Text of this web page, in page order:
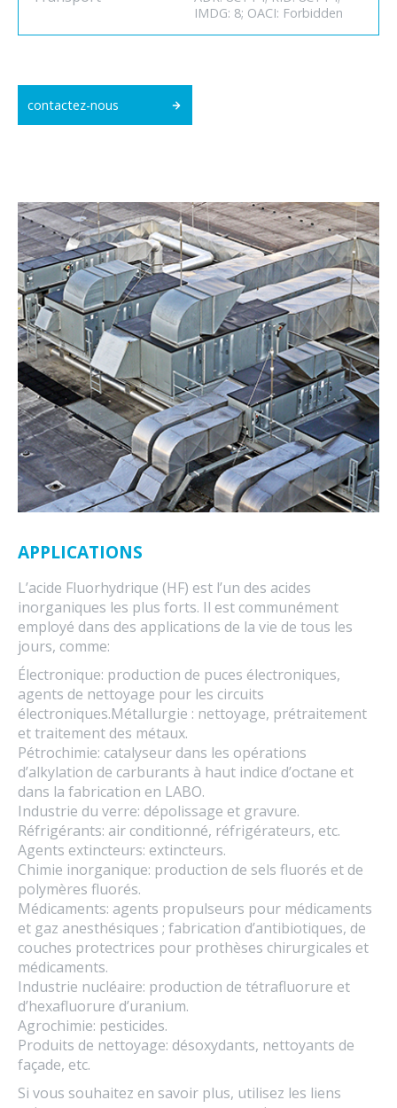
IMDG: 8; OACI: Forbidden
contactez-nous
APPLICATIONS
L’acide Fluorhydrique (HF) est l’un des acides
inorganiques les plus forts. Il est communément
employé dans des applications de la vie de tous les
jours, comme:
Électronique: production de puces électroniques,
agents de nettoyage pour les circuits
électroniques.Métallurgie : nettoyage, prétraitement
et traitement des métaux.
Pétrochimie: catalyseur dans les opérations
d’alkylation de carburants à haut indice d’octane et
dans la fabrication en LABO.
Industrie du verre: dépolissage et gravure.
Réfrigérants: air conditionné, réfrigérateurs, etc.
Agents extincteurs: extincteurs.
Chimie inorganique: production de sels fluorés et de
polymères fluorés.
Médicaments: agents propulseurs pour médicaments
et gaz anesthésiques ; fabrication d’antibiotiques, de
couches protectrices pour prothèses chirurgicales et
médicaments.
Industrie nucléaire: production de tétrafluorure et
d’hexafluorure d’uranium.
Agrochimie: pesticides.
Produits de nettoyage: désoxydants, nettoyants de
façade, etc.
Si vous souhaitez en savoir plus, utilisez les liens